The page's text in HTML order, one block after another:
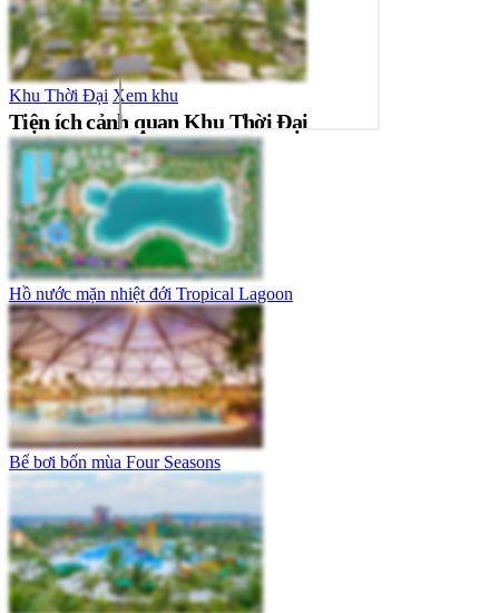
Khu Thời Đại Xem khu
Tiện ích cảnh quan Khu Thời Đại
Hồ nước mặn nhiệt đới Tropical Lagoon
Bể bơi bốn mùa Four Seasons